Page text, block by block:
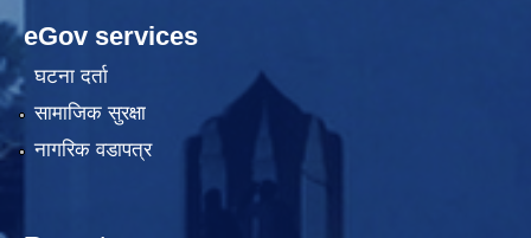
eGov services
घटना दर्ता
सामाजिक सुरक्षा
नागरिक वडापत्र